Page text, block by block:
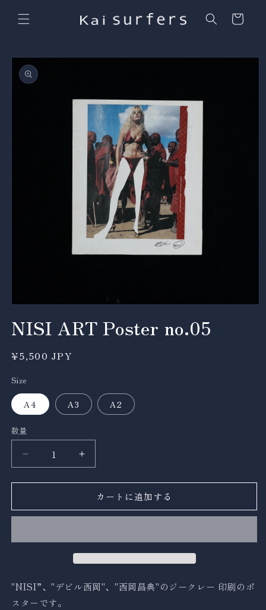
ンツに
進む
ー
商品情
報にス
キップ
ダ
で
メ
ィ
ア
(1)
を
く
NISI ART Poster no.05
通
価
格
¥5,500 JPY
Size
A4 A3 A2
数
数量
ART
Poster
の
ら
NISI
ART
Poster
no.05
の
を
増
や
カートに追加する
"NISI”、"デビル西岡"、"西岡昌典"のジークレー 印刷のポ
スターです。